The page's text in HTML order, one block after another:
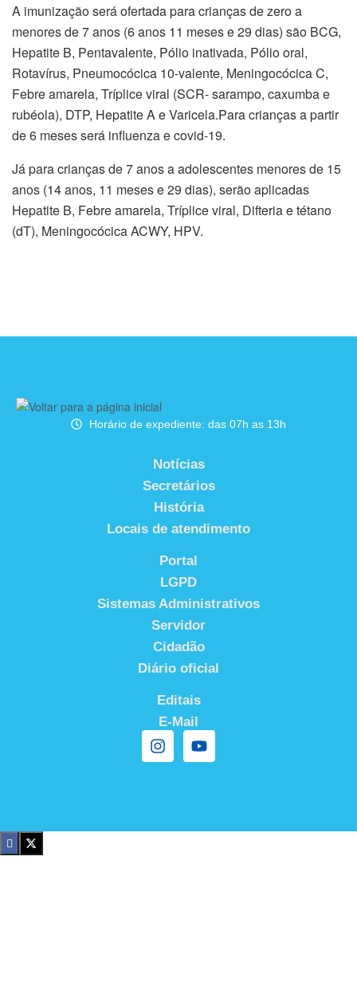
A imunização será ofertada para crianças de zero a
menores de 7 anos (6 anos 11 meses e 29 dias) são BCG,
Hepatite B, Pentavalente, Pólio inativada, Pólio oral,
Rotavírus, Pneumocócica 10-valente, Meningocócica C,
Febre amarela, Tríplice viral (SCR- sarampo, caxumba e
rubéola), DTP, Hepatite A e Varicela.Para crianças a partir
de 6 meses será influenza e covid-19.
Já para crianças de 7 anos a adolescentes menores de 15
anos (14 anos, 11 meses e 29 dias), serão aplicadas
Hepatite B, Febre amarela, Tríplice viral, Difteria e tétano
(dT), Meningocócica ACWY, HPV.
Horário de expediente: das 07h as 13h
Notícias
Secretários
História
Locais de atendimento
Portal
LGPD
Sistemas Administrativos
Servidor
Cidadão
Diário oficial
Editais
E-Mail